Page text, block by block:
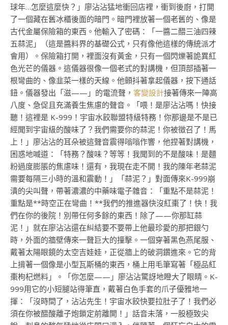
球年…怎麼這麼快？」廖沾沾猛地衝回店裡，衝到後廚，打開
了一個藏在舊冰櫃後面的暗門。暗門裡放著一個老舊的、像是
古代金屬保險箱的東西。他輸入了密碼：「一醬二醋三油四辣
五蒜泥」（這是醬料界的基礎公式，只有像他這樣的傳統派才
會用）。保險箱打開，裡面沒有黃金，只有一個閃爍著詭異紅
色光芒的儀器。這儀器很像一個老式的對講機，但頂部插著一
根彎曲的、像韭菜一樣的天線。他顫抖著拿起儀器，按下通話
鈕。儀器發出「滋——」的電流聲， 客變設計接著傳來一陣高
八度、急促且充滿養生焦慮的聲音。「喂！是廖沾沾嗎！快接
聽！這裡是 K-999！宇宙水餃聯盟特級特務！你那邊是不是已
經聞到宇宙級的酸味了？我們需要你的蒜泥！你被徵召了！馬
上！」廖沾沾的耳朵被這聲音震得嗡嗡作響，他捏著對講機，
困惑地喊道：「特務？酸味？等等！我聞到的不是酸味！是麵
粉過度膨脹的焦慮味！還有，我現在走不開！我的陳年老蒜泥
需要每隔三小時的溫和震動！」「蒜泥？」對面傳來K-999崩
潰的尖叫聲，帶著濃濃的中藥味電子雜音：「重點不是蒜泥！
重點是**時空正在彎曲！**我們的推進器快沒紅棗了！快！我
們在你的後院！別帶任何多餘的東西！除了——你那缸蒜
泥！」就在廖沾沾還在糾結要不要帶上他最珍愛的那把銀勺
時，外面的牆壁傳來一聲巨大的撞擊。一個穿著黑色燕尾服、
戴著太陽眼鏡的太空吉娃娃，正從牆上的破洞鑽進來。它的背
上揹著一個像是小型瓦斯桶的東西，桶上用毛筆寫著「極品紅
棗枸杞燃料」。「你怎麼——」廖沾沾驚訝地瞪大了眼睛。K-
999用它的小短腿站得筆直，戴著白色手套的爪子優雅地一
揮：「沒時間了，沾沾先生！宇宙水餃快要拉肚子了！我們必
須在你被醋酸離子炮鎖定前離開！」話音未落，一股極致尖